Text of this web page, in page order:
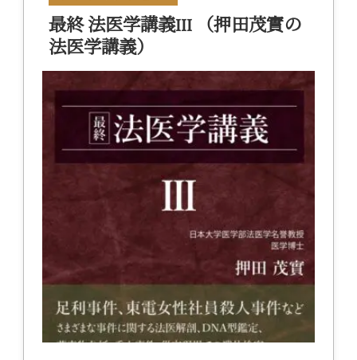
最終 法医学講義III （押田茂實の
法医学講義）